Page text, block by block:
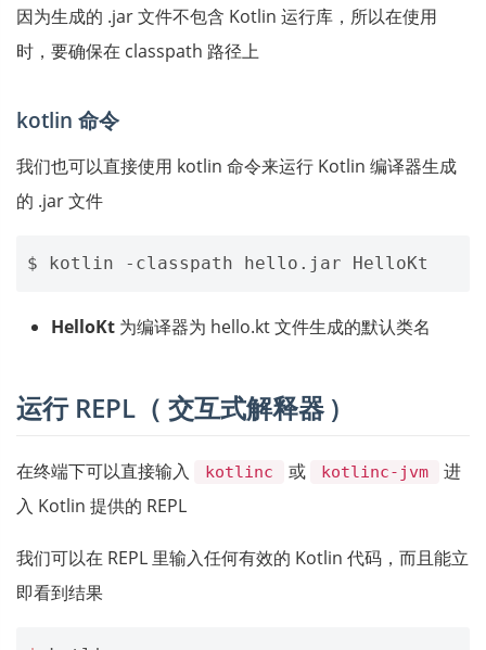
因为生成的 .jar 文件不包含 Kotlin 运行库，所以在使用
时，要确保在 classpath 路径上
kotlin 命令
我们也可以直接使用 kotlin 命令来运行 Kotlin 编译器生成
的 .jar 文件
HelloKt 为编译器为 hello.kt 文件生成的默认类名
运行 REPL（ 交互式解释器 )
在终端下可以直接输入 kotlinc 或 kotlinc-jvm
进
入 Kotlin 提供的 REPL
我们可以在 REPL 里输入任何有效的 Kotlin 代码，而且能立
即看到结果